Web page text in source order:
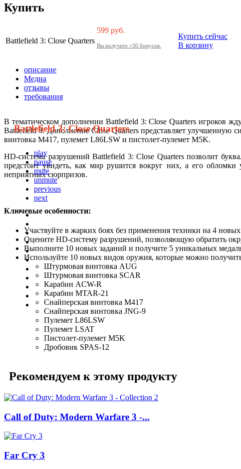
Купить
Battlefield 3: Close Quarters
599 руб.
Вы получите +30 бонусов.
Купить сейчас
В корзину
описание
Медиа
отзывы
требования
В тематическом дополнении Battlefield 3: Close Quarters игроков
Battlefield 3. Дополнение Close Quarters представляет улучшенную
винтовка M417, пулемет L86LSW и пистолет-пулемет M5K.
HD-система разрушений Battlefield 3: Close Quarters позволит
предстоит увидеть, как мир рушится вокруг них, а его обломки
неприятных сюрпризов.
Ключевые особенности:
Участвуйте в жарких боях без применения техники на 4 новых
Оцените HD-систему разрушений, позволяющую обратить
Выполните 10 новых заданий и получите 5 уникальных
Используйте 10 новых видов оружия, которые можно
Штурмовая винтовка AUG
Штурмовая винтовка SCAR
Карабин ACW-R
Карабин MTAR-21
Снайперская винтовка M417
Снайперская винтовка JNG-9
Пулемет L86LSW
Пулемет LSAT
Пистолет-пулемет M5K
Дробовик SPAS-12
Battlefield 3: Close Quarters
play
pause
mute
unmute
previous
next
Рекомендуем к этому продукту
Call of Duty: Modern Warfare 3 -...
Far Cry 3